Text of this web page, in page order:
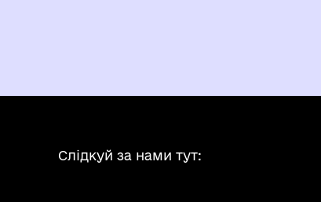
Слідкуй за нами тут: